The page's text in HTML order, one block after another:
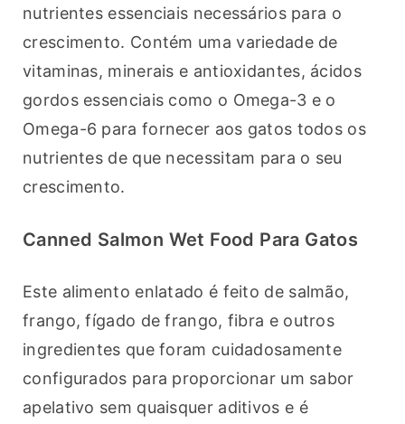
nutrientes essenciais necessários para o
crescimento. Contém uma variedade de
vitaminas, minerais e antioxidantes, ácidos
gordos essenciais como o Omega-3 e o
Omega-6 para fornecer aos gatos todos os
nutrientes de que necessitam para o seu
crescimento.
Canned Salmon Wet Food Para Gatos
Este alimento enlatado é feito de salmão,
frango, fígado de frango, fibra e outros
ingredientes que foram cuidadosamente
configurados para proporcionar um sabor
apelativo sem quaisquer aditivos e é